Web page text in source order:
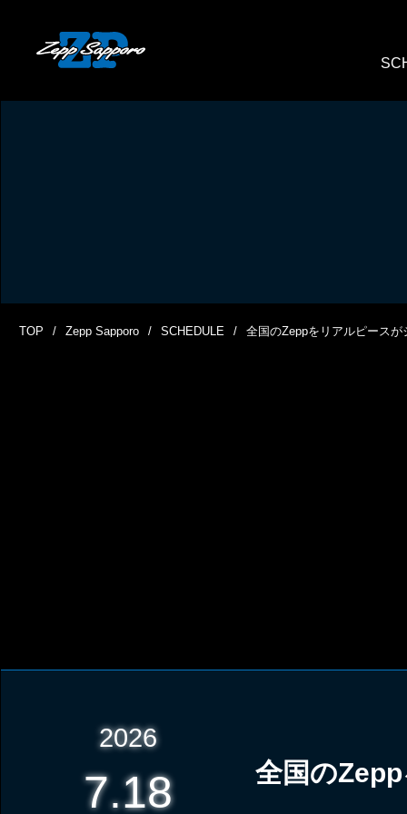
TOP Zepp Sapporo SCHEDULE 全国のZeppをリアルピース
2026
7.18 全国の